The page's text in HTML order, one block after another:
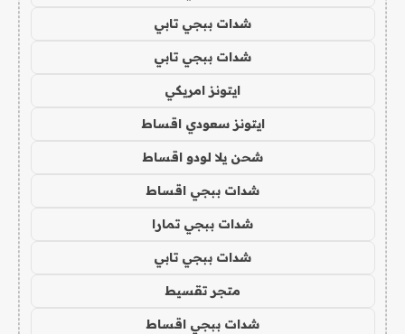
شدات ببجي تابي
شدات ببجي تابي
ايتونز امريكي
ايتونز سعودي اقساط
شحن يلا لودو اقساط
شدات ببجي اقساط
شدات ببجي تمارا
شدات ببجي تابي
متجر تقسيط
شدات ببجي اقساط